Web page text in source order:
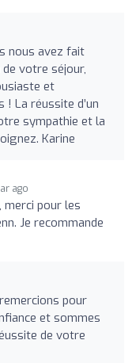
nous avez fait
votre séjour,
et
La réussite d’un
sympathie et la
Karine
ago
merci pour les
Je recommande
pour
et sommes
de votre